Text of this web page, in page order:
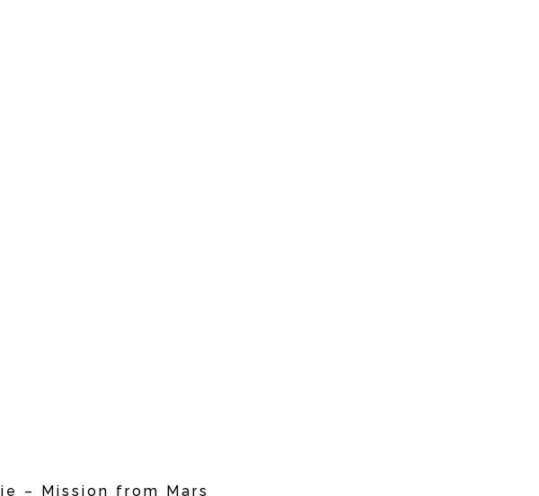
– Mission from Mars